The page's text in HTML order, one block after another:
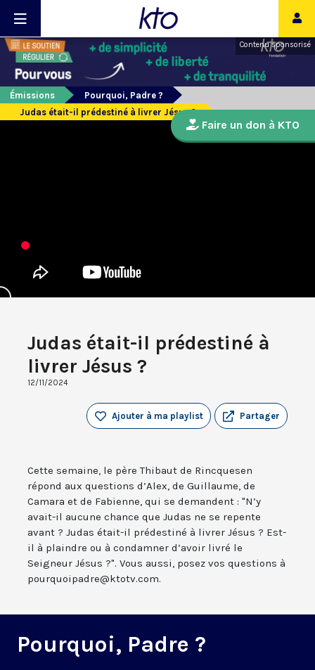
Contenu sponsorisé
Émissions
Pourquoi, Padre ?
Judas était-il prédestiné à livrer Jésus ?
Judas était-il prédestiné à
livrer Jésus ?
12/11/2024
Partager
Ajouter à ma playlist
Cette semaine, le père Thibaut de Rincquesen
répond aux questions d’Alex, de Guillaume, de
Camara et de Fabienne, qui se demandent : "N’y
avait-il aucune chance que Judas ne se repente
avant ? Judas était-il prédestiné à livrer Jésus ? Est-
il à plaindre ou à condamner d’avoir livré le
Seigneur Jésus ?". Vous aussi, posez vos questions à
pourquoipadre@ktotv.com.
Pourquoi, Padre ?
Faire un don à KTO